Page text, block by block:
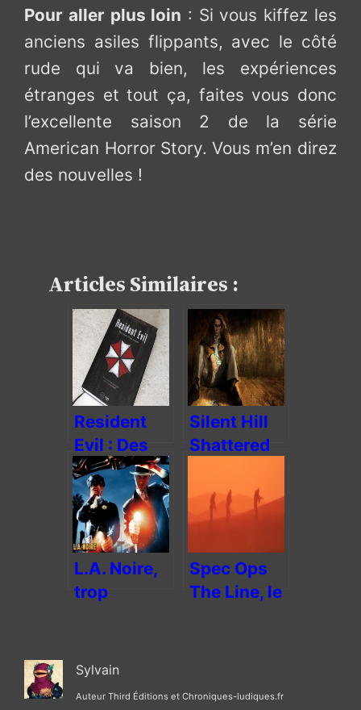
Pour aller plus loin : Si vous kiffez les
anciens asiles flippants, avec le côté
rude qui va bien, les expériences
étranges et tout ça, faites vous donc
l’excellente saison 2 de la série
American Horror Story. Vous m’en direz
des nouvelles !
Articles Similaires :
Resident
Evil : Des
zombies,
des
hommes et
de la
littérature
Silent Hill
Shattered
narration et
survie
L.A. Noire,
trop
Spec Ops
The Line, le
Sylvain
Auteur Third Éditions et Chroniques-ludiques.fr